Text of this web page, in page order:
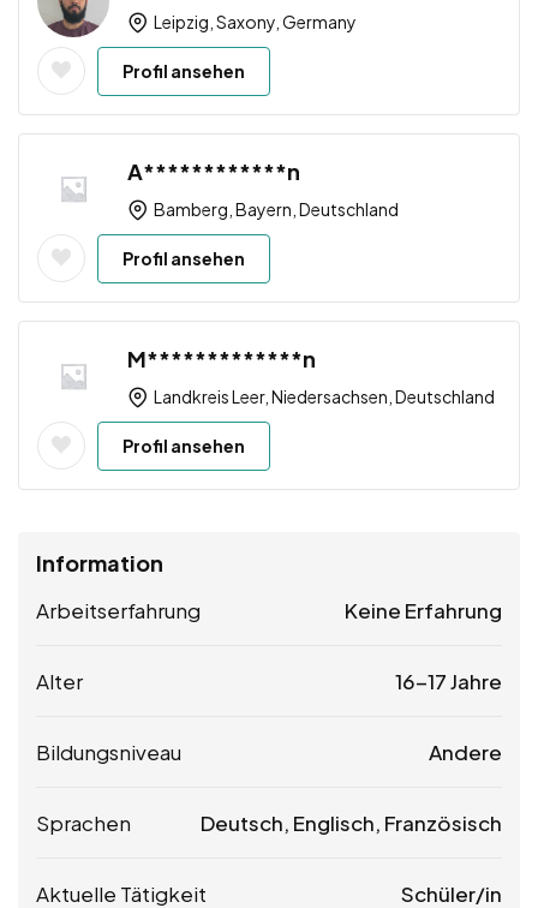
Leipzig, Saxony, Germany
Profil ansehen
A************n
Bamberg, Bayern, Deutschland
Profil ansehen
M*************n
Landkreis Leer, Niedersachsen, Deutschland
Profil ansehen
Information
Arbeitserfahrung Keine Erfahrung
Alter 16-17 Jahre
Bildungsniveau Andere
Sprachen Deutsch, Englisch, Französisch
Aktuelle Tätigkeit Schüler/in